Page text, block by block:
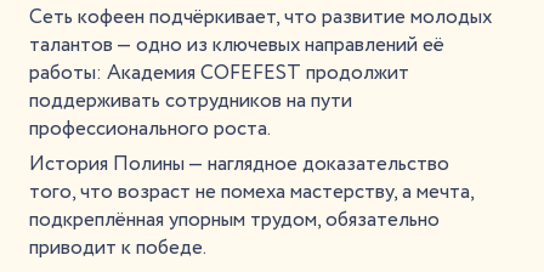
Сеть кофеен подчёркивает, что развитие молодых
талантов — одно из ключевых направлений её
работы: Академия COFEFEST продолжит
поддерживать сотрудников на пути
профессионального роста.
История Полины — наглядное доказательство
того, что возраст не помеха мастерству, а мечта,
подкреплённая упорным трудом, обязательно
приводит к победе.